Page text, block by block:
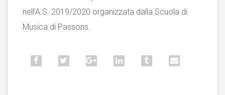
nell’A.S. 2019/2020 organizzata dalla Scuola di
Musica di Passons.